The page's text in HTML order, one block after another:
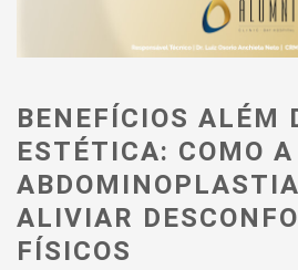
BENEFÍCIOS ALÉM
ESTÉTICA: COMO A
ALIVIAR
FÍSICOS